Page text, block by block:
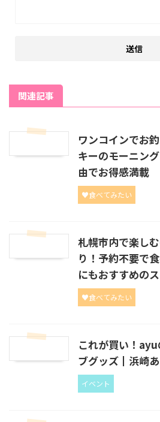
関連記事
ワンコインでお
キーのモーニン
由でお得感満載
♥食べてみたい
札幌市内で楽し
り！予約不要で
にもおすすめの
♥食べてみたい
これが買い！
ブグッズ┃浜崎
イベント